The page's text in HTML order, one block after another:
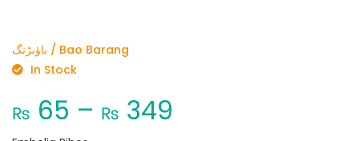
باؤبڑنگ / Bao Barang
In Stock
₨ 65 – ₨ 349